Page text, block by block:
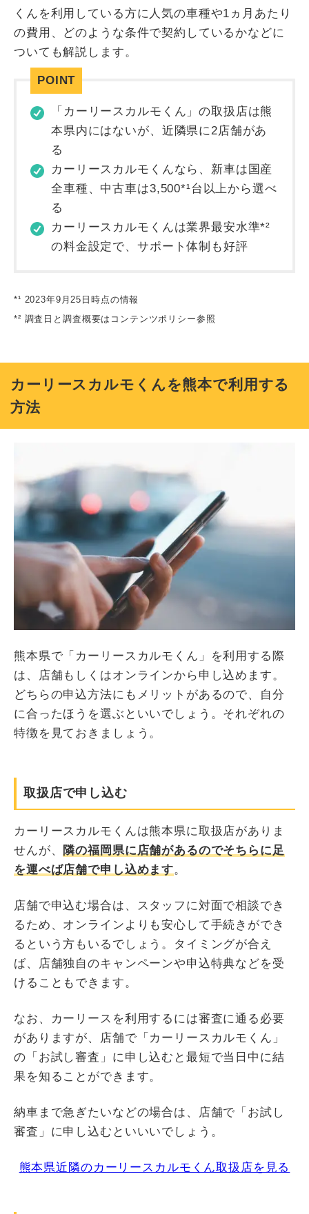
くんを利用している方に人気の車種や1ヵ月あたり
の費用、どのような条件で契約しているかなどに
ついても解説します。
「カーリースカルモくん」の取扱店は熊
本県内にはないが、近隣県に2店舗があ
る
カーリースカルモくんなら、新車は国産
全車種、中古車は3,500*¹台以上から選べ
る
カーリースカルモくんは業界最安水準*²
の料金設定で、サポート体制も好評
*¹ 2023年9月25日時点の情報
*² 調査日と調査概要はコンテンツポリシー参照
カーリースカルモくんを熊本で利用する
方法
熊本県で「カーリースカルモくん」を利用する際
は、店舗もしくはオンラインから申し込めます。
どちらの申込方法にもメリットがあるので、自分
に合ったほうを選ぶといいでしょう。それぞれの
特徴を見ておきましょう。
取扱店で申し込む
カーリースカルモくんは熊本県に取扱店がありま
せんが、 隣の福岡県に店舗があるのでそちらに足
を運べば店舗で申し込めます。
店舗で申込む場合は、スタッフに対面で相談でき
るため、オンラインよりも安心して手続きができ
るという方もいるでしょう。タイミングが合え
ば、店舗独自のキャンペーンや申込特典などを受
けることもできます。
なお、カーリースを利用するには審査に通る必要
がありますが、店舗で「カーリースカルモくん」
の「お試し審査」に申し込むと最短で当日中に結
果を知ることができます。
納車まで急ぎたいなどの場合は、店舗で「お試し
審査」に申し込むといいいでしょう。
熊本県近隣のカーリースカルモくん取扱店を見る